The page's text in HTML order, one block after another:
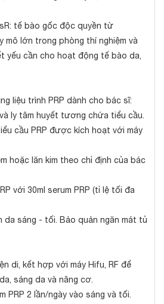
tế bào gốc độc quyền từ
mô lớn trong phòng thí nghiệm và
yếu cần cho hoạt động tế bào da,
liệu trình PRP dành cho bác sĩ:
ly tâm huyết tương chứa tiểu cầu.
cầu PRP được kích hoạt với máy
hoặc lăn kim theo chỉ định của bác
với 30ml serum PRP (tỉ lệ tối đa
da sáng - tối. Bảo quản ngăn mát tủ
di, kết hợp với máy Hifu, RF để
sáng da và nâng cơ.
PRP 2 lần/ngày vào sáng và tối.